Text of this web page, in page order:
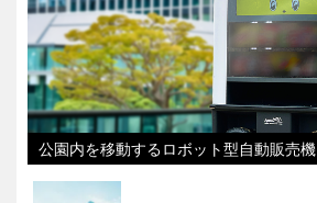
公園内を移動するロボット型自動販売機